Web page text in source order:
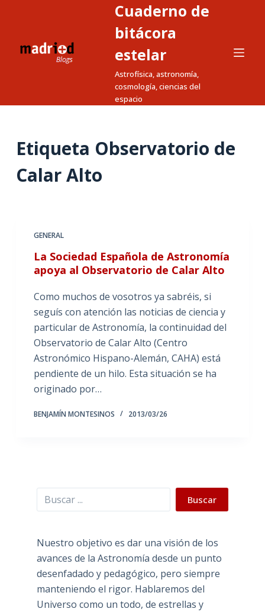
a
Cuaderno de
bitácora
estelar
Astrofísica, astronomía,
cosmología, ciencias del
espacio
Etiqueta Observatorio de
Calar Alto
GENERAL
La Sociedad Española de Astronomía
apoya al Observatorio de Calar Alto
Como muchos de vosotros ya sabréis, si
seguís con atención las noticias de ciencia y
particular de Astronomía, la continuidad del
Observatorio de Calar Alto (Centro
Astronómico Hispano-Alemán, CAHA) está
pendiente de un hilo. Esta situación se ha
originado por…
BENJAMÍN MONTESINOS 2013/03/26
Buscar Buscar
Nuestro objetivo es dar una visión de los
avances de la Astronomía desde un punto
desenfadado y pedagógico, pero siempre
manteniendo el rigor. Hablaremos del
Universo como un todo, de estrellas y